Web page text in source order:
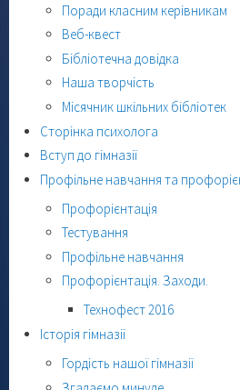
Поради класним керівникам
Веб-квест
Бібліотечна довідка
Наша творчість
Місячник шкільних бібліотек
Сторінка психолога
Вступ до гімназії
Профільне навчання та
Профорієнтація
Тестування
Профільне навчання
Профорієнтація. Заходи.
Технофест 2016
Історія гімназії
Гордість нашої гімназії